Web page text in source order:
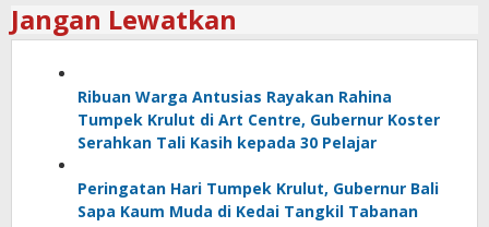
Jangan Lewatkan
Ribuan Warga Antusias Rayakan Rahina
Tumpek Krulut di Art Centre, Gubernur Koster
Serahkan Tali Kasih kepada 30 Pelajar
Peringatan Hari Tumpek Krulut, Gubernur Bali
Sapa Kaum Muda di Kedai Tangkil Tabanan